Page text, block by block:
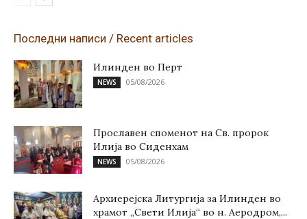
Последни написи / Recent articles
Илинден во Перт
NEWS 05/08/2026
Прославен споменот на Св. пророк
Илија во Сиденхам
NEWS 05/08/2026
Архиерејска Литургија за Илинден во
храмот „Свети Илија“ во н. Аеродром,...